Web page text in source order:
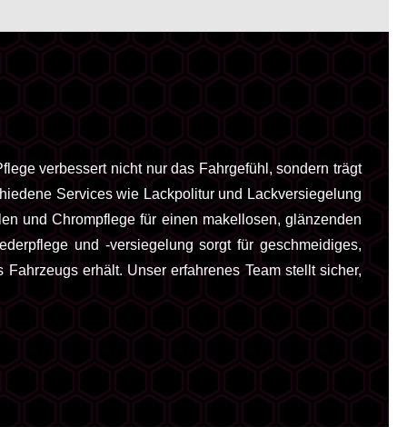
verbessert nicht nur das Fahrgefühl, sondern trägt
Services wie Lackpolitur und Lackversiegelung
und Chrompflege für einen makellosen, glänzenden
und -versiegelung sorgt für geschmeidiges,
erhält. Unser erfahrenes Team stellt sicher,